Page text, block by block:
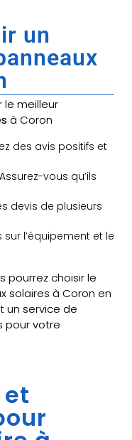
un
le meilleur
à Coron
des avis positifs et
vous qu’ils
devis de plusieurs
sur l’équipement et le
pourrez choisir le
solaires à Coron en
un service de
pour votre